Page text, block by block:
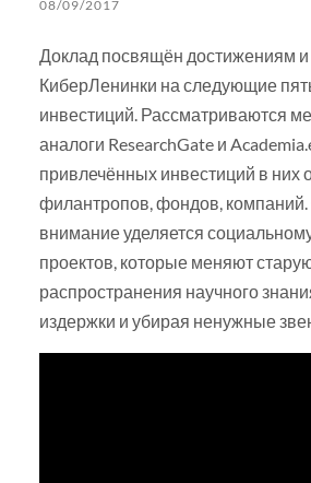
08/09/2017
Доклад посвящён достижениям
КиберЛенинки на следующие
инвестиций. Рассматриваются
аналоги ResearchGate и
привлечённых инвестиций в них
филантропов, фондов,
внимание уделяется
проектов, которые меняют
распространения научного
издержки и убирая ненужные